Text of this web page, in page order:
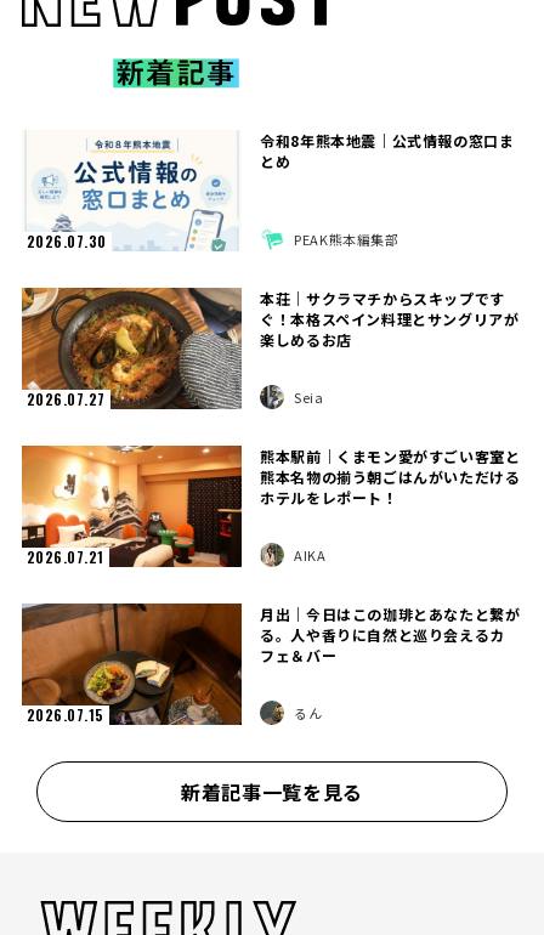
2026.07.30
令和8年熊本地震｜公式情報の窓口ま
とめ
PEAK熊本編集部
2026.07.27
本荘｜サクラマチからスキップです
ぐ！本格スペイン料理とサングリアが
楽しめるお店
Seia
2026.07.21
熊本駅前｜くまモン愛がすごい客室と
熊本名物の揃う朝ごはんがいただける
ホテルをレポート！
AIKA
2026.07.15
月出｜今日はこの珈琲とあなたと繋が
る。人や香りに自然と巡り会えるカ
フェ＆バー
るん
新着記事一覧を見る